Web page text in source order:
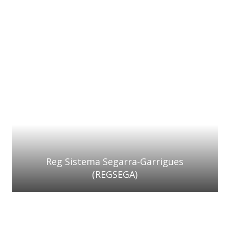
Reg Sistema Segarra-Garrigues
(REGSEGA)